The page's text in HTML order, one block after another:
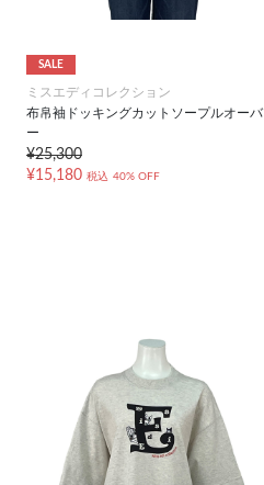
SALE
ミスエディコレクション
布帛袖ドッキングカットソープルオーバ
ー
¥25,300
¥15,180 税込 40% OFF